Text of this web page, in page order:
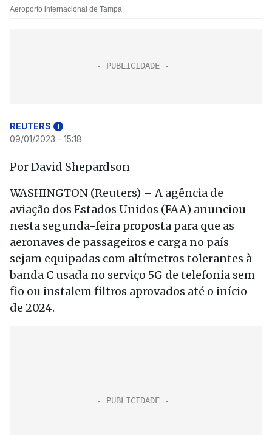
Aeroporto internacional de Tampa
REUTERS i
09/01/2023 - 15:18
Por David Shepardson
WASHINGTON (Reuters) – A agência de
aviação dos Estados Unidos (FAA) anunciou
nesta segunda-feira proposta para que as
aeronaves de passageiros e carga no país
sejam equipadas com altímetros tolerantes à
banda C usada no serviço 5G de telefonia sem
fio ou instalem filtros aprovados até o início
de 2024.